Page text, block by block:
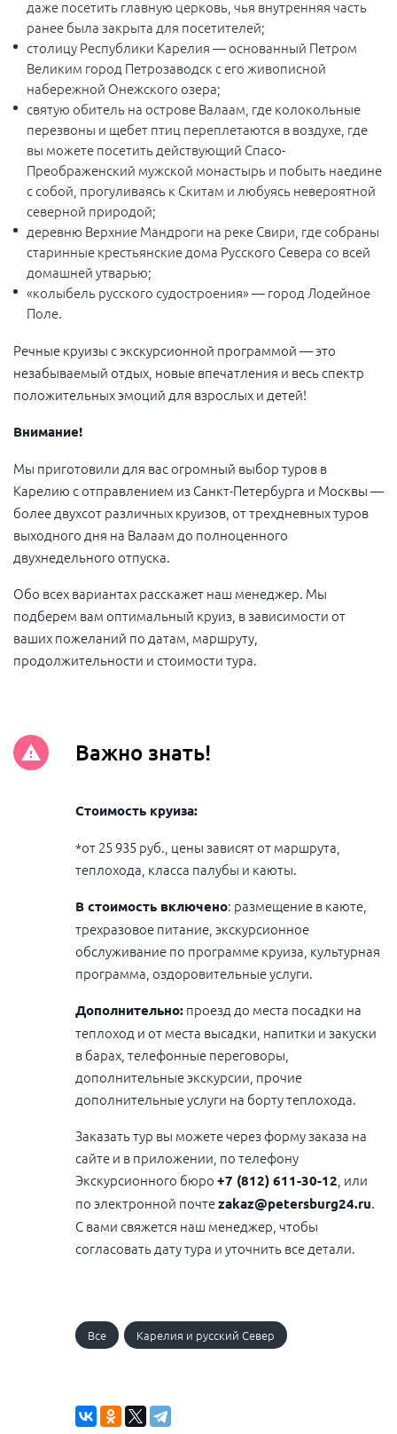
даже посетить главную церковь, чья внутренняя часть
ранее была закрыта для посетителей;
столицу Республики Карелия — основанный Петром
Великим город Петрозаводск с его живописной
набережной Онежского озера;
святую обитель на острове Валаам, где колокольные
перезвоны и щебет птиц переплетаются в воздухе, где
вы можете посетить действующий Спасо-
Преображенский мужской монастырь и побыть наедине
с собой, прогуливаясь к Скитам и любуясь невероятной
северной природой;
деревню Верхние Мандроги на реке Свири, где собраны
старинные крестьянские дома Русского Севера со всей
домашней утварью;
«колыбель русского судостроения» — город Лодейное
Поле.
Речные круизы с экскурсионной программой — это
незабываемый отдых, новые впечатления и весь спектр
положительных эмоций для взрослых и детей!
Внимание!
Мы приготовили для вас огромный выбор туров в
Карелию с отправлением из Санкт-Петербурга и Москвы —
более двухсот различных круизов, от трехдневных туров
выходного дня на Валаам до полноценного
двухнедельного отпуска.
Обо всех вариантах расскажет наш менеджер. Мы
подберем вам оптимальный круиз, в зависимости от
ваших пожеланий по датам, маршруту,
продолжительности и стоимости тура.
Важно знать!
Стоимость круиза:
*от 25 935 руб., цены зависят от маршрута,
теплохода, класса палубы и каюты.
В стоимость включено: размещение в каюте,
трехразовое питание, экскурсионное
обслуживание по программе круиза, культурная
программа, оздоровительные услуги.
Дополнительно: проезд до места посадки на
теплоход и от места высадки, напитки и закуски
в барах, телефонные переговоры,
дополнительные экскурсии, прочие
дополнительные услуги на борту теплохода.
Заказать тур вы можете через форму заказа на
сайте и в приложении, по телефону
Экскурсионного бюро +7 (812) 611-30-12 , или
по электронной почтеzakaz@petersburg24.ru.
С вами свяжется наш менеджер, чтобы
согласовать дату тура и уточнить все детали.
Все Карелия и русский Север